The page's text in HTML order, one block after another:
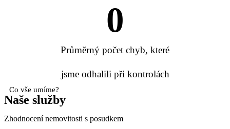
0
Průměrný počet chyb, které
jsme odhalili při kontrolách
Co vše umíme?
Naše služby
Zhodnocení nemovitosti s posudkem